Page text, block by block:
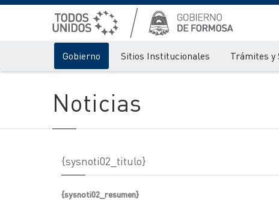
Gobierno Sitios Institucionales Trámites y
Noticias
{sysnoti02_titulo}
{sysnoti02_resumen}